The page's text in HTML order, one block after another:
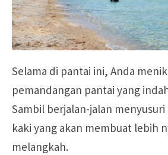
Selama di pantai ini, Anda
pemandangan pantai yang
Sambil berjalan-jalan
kaki yang akan membuat lebih
melangkah.